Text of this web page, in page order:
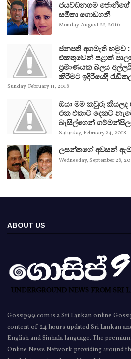
ජයවඩනගම ජොනීගේ
සමිතා ගොඩගනී
Monday, August 22, 2016
ජනපති අගමැති හමුව :
එකතුවෙන් පළාත්
ප්‍රමාණයක බලය
කිරීමට ඉදිරියේදී
Sunday, February 11, 2018
ඔයා මම කවුරු
එක එකාට දෙකට
බැසිල්ගෙන්
Saturday, February 24, 2018
ලසන්තගේ අවසන්
Wednesday, September 28,
ABOUT US
Gossip99.com is a Sri Lankan online
content of 24 hours updated Sri Lankan
English and Sinhala language. The
Online News Network providing around